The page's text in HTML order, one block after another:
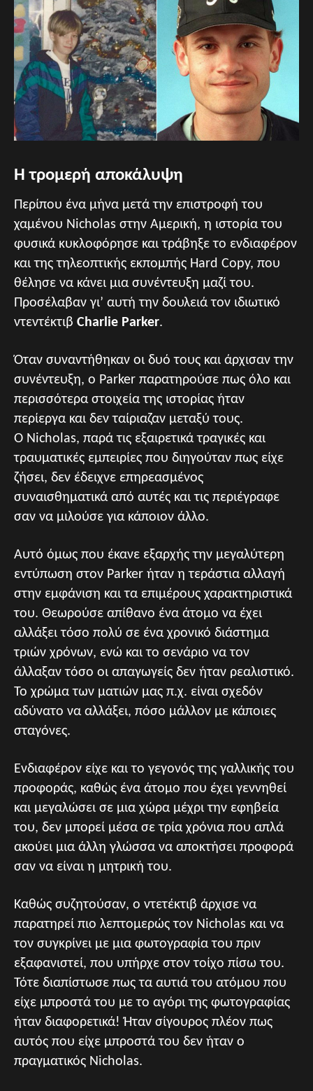
Η τρομερή αποκάλυψη
Περίπου ένα μήνα μετά την επιστροφή του
χαμένου Nicholas στην Αμερική, η ιστορία του
φυσικά κυκλοφόρησε και τράβηξε το ενδιαφέρον
και της τηλεοπτικής εκπομπής Hard Copy, που
θέλησε να κάνει μια συνέντευξη μαζί του.
Προσέλαβαν γι’ αυτή την δουλειά τον ιδιωτικό
ντεντέκτιβ Charlie Parker.
Όταν συναντήθηκαν οι δυό τους και άρχισαν την
συνέντευξη, ο Parker παρατηρούσε πως όλο και
περισσότερα στοιχεία της ιστορίας ήταν
περίεργα και δεν ταίριαζαν μεταξύ τους.
Ο Nicholas, παρά τις εξαιρετικά τραγικές και
τραυματικές εμπειρίες που διηγούταν πως είχε
ζήσει, δεν έδειχνε επηρεασμένος
συναισθηματικά από αυτές και τις περιέγραφε
σαν να μιλούσε για κάποιον άλλο.
Αυτό όμως που έκανε εξαρχής την μεγαλύτερη
εντύπωση στον Parker ήταν η τεράστια αλλαγή
στην εμφάνιση και τα επιμέρους χαρακτηριστικά
του. Θεωρούσε απίθανο ένα άτομο να έχει
αλλάξει τόσο πολύ σε ένα χρονικό διάστημα
τριών χρόνων, ενώ και το σενάριο να τον
άλλαξαν τόσο οι απαγωγείς δεν ήταν ρεαλιστικό.
Το χρώμα των ματιών μας π.χ. είναι σχεδόν
αδύνατο να αλλάξει, πόσο μάλλον με κάποιες
σταγόνες.
Ενδιαφέρον είχε και το γεγονός της γαλλικής του
προφοράς, καθώς ένα άτομο που έχει γεννηθεί
και μεγαλώσει σε μια χώρα μέχρι την εφηβεία
του, δεν μπορεί μέσα σε τρία χρόνια που απλά
ακούει μια άλλη γλώσσα να αποκτήσει προφορά
σαν να είναι η μητρική του.
Καθώς συζητούσαν, ο ντετέκτιβ άρχισε να
παρατηρεί πιο λεπτομερώς τον Nicholas και να
τον συγκρίνει με μια φωτογραφία του πριν
εξαφανιστεί, που υπήρχε στον τοίχο πίσω του.
Τότε διαπίστωσε πως τα αυτιά του ατόμου που
είχε μπροστά του με το αγόρι της φωτογραφίας
ήταν διαφορετικά! Ήταν σίγουρος πλέον πως
αυτός που είχε μπροστά του δεν ήταν ο
πραγματικός Nicholas.